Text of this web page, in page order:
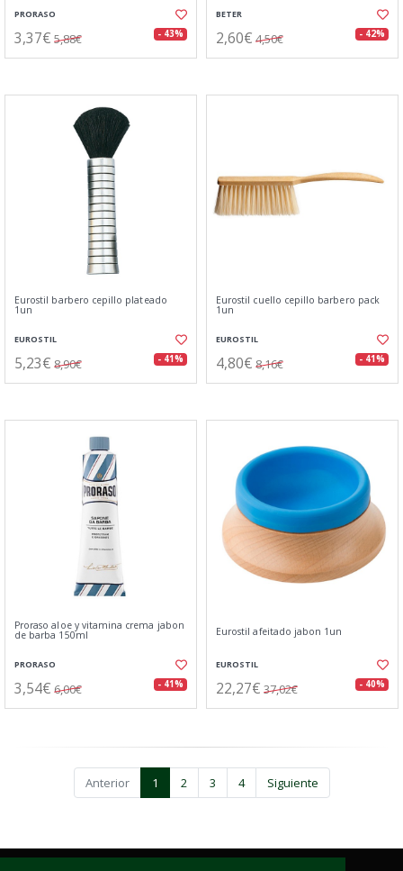
PRORASO
3,37€ 5,88€ - 43%
BETER
2,60€ 4,50€ - 42%
Eurostil barbero cepillo plateado
1un
EUROSTIL
5,23€ 8,90€ - 41%
Eurostil cuello cepillo barbero pack
1un
EUROSTIL
4,80€ 8,16€ - 41%
Proraso aloe y vitamina crema jabon
de barba 150ml
PRORASO
3,54€ 6,00€ - 41%
Eurostil afeitado jabon 1un
EUROSTIL
22,27€ 37,02€ - 40%
Anterior 1 2 3 4 Siguiente